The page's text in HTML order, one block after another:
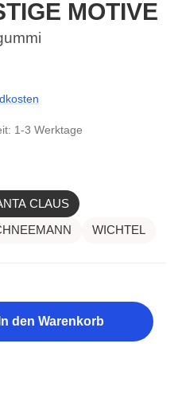
MOTIVE
1-3 Werktage
CLAUS
WICHTEL
Wert ein oder benutze die
In den Warenkorb